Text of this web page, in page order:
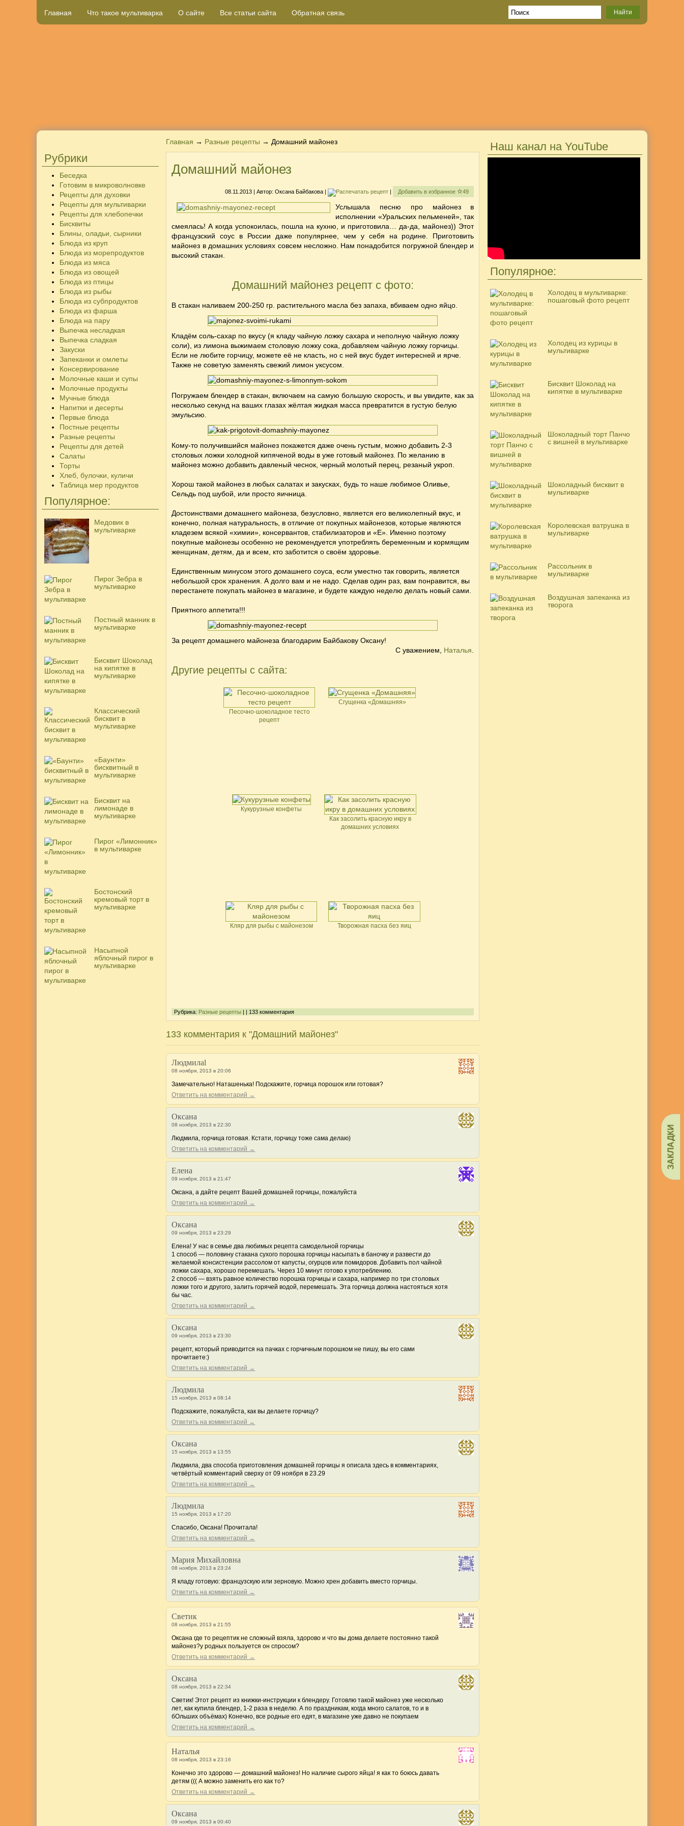
ЗАКЛАДКИ
Главная Что такое мультиварка О сайте Все статьи сайта Обратная связь
Рубрики
Беседка
Готовим в микроволновке
Рецепты для духовки
Рецепты для мультиварки
Рецепты для хлебопечки
Бисквиты
Блины, оладьи, сырники
Блюда из круп
Блюда из морепродуктов
Блюда из мяса
Блюда из овощей
Блюда из птицы
Блюда из рыбы
Блюда из субпродуктов
Блюда из фарша
Блюда на пару
Выпечка несладкая
Выпечка сладкая
Закуски
Запеканки и омлеты
Консервирование
Молочные каши и супы
Молочные продукты
Мучные блюда
Напитки и десерты
Первые блюда
Постные рецепты
Разные рецепты
Рецепты для детей
Салаты
Торты
Хлеб, булочки, куличи
Таблица мер продуктов
Популярное:
Медовик в
мультиварке
Пирог Зебра в
мультиварке
Постный манник в
мультиварке
Бисквит Шоколад
на кипятке в
мультиварке
Классический
бисквит в
мультиварке
«Баунти»
бисквитный в
мультиварке
Бисквит на
лимонаде в
мультиварке
Пирог «Лимонник»
в мультиварке
Бостонский
кремовый торт в
мультиварке
Насыпной
яблочный пирог в
мультиварке
Главная → Разные рецепты → Домашний майонез
Домашний майонез
08.11.2013 | Автор:Оксана Байбакова | | Добавить в избранное 49
Услышала песню про майонез в
исполнении «Уральских пельменей», так
смеялась! А когда успокоилась, пошла на кухню, и приготовила… да-да, майонез)) Этот
французский соус в России даже популярнее, чем у себя на родине. Приготовить
майонез в домашних условиях совсем несложно. Нам понадобится погружной блендер и
высокий стакан.
Домашний майонез рецепт с фото:
В стакан наливаем 200-250 гр. растительного масла без запаха, вбиваем одно яйцо.
Кладём соль-сахар по вкусу (я кладу чайную ложку сахара и неполную чайную ложку
соли), из лимона выжимаем столовую ложку сока, добавляем чайную ложку горчицы.
Если не любите горчицу, можете её не класть, но с ней вкус будет интересней и ярче.
Также не советую заменять свежий лимон уксусом.
Погружаем блендер в стакан, включаем на самую большую скорость, и вы увидите, как за
несколько секунд на ваших глазах жёлтая жидкая масса превратится в густую белую
эмульсию.
Кому-то получившийся майонез покажется даже очень густым, можно добавить 2-3
столовых ложки холодной кипяченой воды в уже готовый майонез. По желанию в
майонез можно добавить давленый чеснок, черный молотый перец, резаный укроп.
Хорош такой майонез в любых салатах и закусках, будь то наше любимоеОливье
Сельдь под шубой , или просто яичница.
Достоинствами домашнего майонеза, безусловно, является его великолепный вкус, и
конечно, полная натуральность, в отличие от покупных майонезов, которые являются
кладезем всякой «химии», консервантов, стабилизаторов и «Е». Именно поэтому
покупные майонезы особенно не рекомендуется употреблять беременным и кормящим
женщинам, детям, да и всем, кто заботится о своём здоровье.
Единственным минусом этого домашнего соуса, если уместно так говорить, является
небольшой срок хранения. А долго вам и не надо. Сделав один раз, вам понравится, вы
перестанете покупать майонез в магазине, и будете каждую неделю делать новый сами.
Приятного аппетита!!!
За рецепт домашнего майонеза благодарим Байбакову Оксану!
С уважением, Наталья
Другие рецепты с сайта:
Песочно-шоколадное тесто
рецепт
Сгущенка «Домашняя»
Кукурузные конфеты
Как засолить красную икру в
домашних условиях
Кляр для рыбы с майонезом Творожная пасха без яиц
Рубрика: Разные рецепты | | 133 комментария
133 комментария к "Домашний майонез"
Людмилаl
08 ноября, 2013 в 20:06
Замечательно! Наташенька! Подскажите, горчица порошок или готовая?
Ответить на комментарий →
Оксана
08 ноября, 2013 в 22:30
Людмила, горчица готовая. Кстати, горчицу тоже сама делаю)
Ответить на комментарий →
Елена
09 ноября, 2013 в 21:47
Оксана, а дайте рецепт Вашей домашней горчицы, пожалуйста
Ответить на комментарий →
Оксана
09 ноября, 2013 в 23:29
Елена! У нас в семье два любимых рецепта самодельной горчицы
1 способ — половину стакана сухого порошка горчицы насыпать в баночку и развести до
желаемой консистенции рассолом от капусты, огурцов или помидоров. Добавить пол чайной
ложки сахара, хорошо перемешать. Через 10 минут готово к употреблению.
2 способ — взять равное количество порошка горчицы и сахара, например по три столовых
ложки того и другого, залить горячей водой, перемешать. Эта горчица должна настояться хотя
бы час.
Ответить на комментарий →
Оксана
09 ноября, 2013 в 23:30
рецепт, который приводится на пачках с горчичным порошком не пишу, вы его сами
прочитаете:)
Ответить на комментарий →
Людмила
15 ноября, 2013 в 08:14
Подскажите, пожалуйста, как вы делаете горчицу?
Ответить на комментарий →
Оксана
15 ноября, 2013 в 13:55
Людмила, два способа приготовления домашней горчицы я описала здесь в комментариях,
четвёртый комментарий сверху от 09 ноября в 23.29
Ответить на комментарий →
Людмила
15 ноября, 2013 в 17:20
Спасибо, Оксана! Прочитала!
Ответить на комментарий →
Мария Михайловна
08 ноября, 2013 в 23:24
Я кладу готовую: французскую или зерновую. Можно хрен добавить вместо горчицы.
Ответить на комментарий →
Светик
08 ноября, 2013 в 21:55
Оксана где то рецептик не сложный взяла, здорово и что вы дома делаете постоянно такой
майонез?у родных пользуется он спросом?
Ответить на комментарий →
Оксана
08 ноября, 2013 в 22:34
Светик! Этот рецепт из книжки-инструкции к блендеру. Готовлю такой майонез уже несколько
лет, как купила блендер, 1-2 раза в неделю. А по праздникам, когда много салатов, то и в
бОльших объёмах) Конечно, все родные его едят, в магазине уже давно не покупаем
Ответить на комментарий →
Наталья
08 ноября, 2013 в 23:16
Конечно это здорово — домашний майонез! Но наличие сырого яйца! я как то боюсь давать
детям ((( А можно заменить его как то?
Ответить на комментарий →
Оксана
09 ноября, 2013 в 00:40
Наш канал на YouTube
Популярное:
Холодец в мультиварке:
пошаговый фото рецепт
Холодец из курицы в
мультиварке
Бисквит Шоколад на
кипятке в мультиварке
Шоколадный торт Панчо
с вишней в мультиварке
Шоколадный бисквит в
мультиварке
Королевская ватрушка в
мультиварке
Рассольник в
мультиварке
Воздушная запеканка из
творога